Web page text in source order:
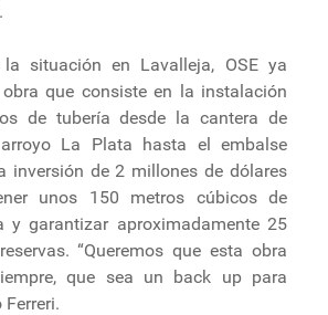
situación en Lavalleja, OSE ya
que consiste en la instalación
de tubería desde la cantera de
La Plata hasta el embalse
inversión de 2 millones de dólares
unos 150 metros cúbicos de
y garantizar aproximadamente 25
“Queremos que esta obra
que sea un back up para
Ferreri.